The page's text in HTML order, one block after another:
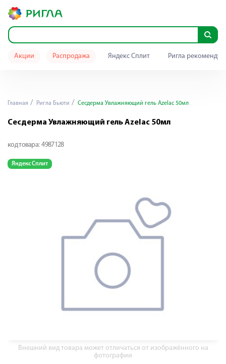
Акции Распродажа Яндекс Сплит Ригла
Главная Ригла Бьюти Сесдерма Увлажняющий гель Azelac 50мл
Сесдерма Увлажняющий гель Azelac 50мл
код товара: 4987128
Яндекс Сплит
Внешний вид товара может отличаться от изображённого на
фотографии